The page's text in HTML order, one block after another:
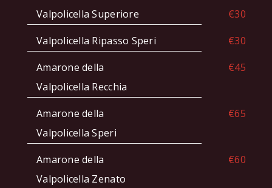
Valpolicella Superiore
€30
Valpolicella Ripasso Speri
€30
Amarone della
Valpolicella Recchia
€45
Amarone della
Valpolicella Speri
€65
Amarone della
Valpolicella Zenato
€60